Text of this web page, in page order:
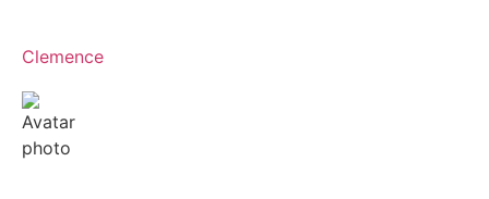
Clemence